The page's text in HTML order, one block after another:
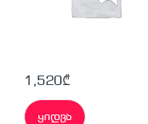
1,520₾
ყიდვა